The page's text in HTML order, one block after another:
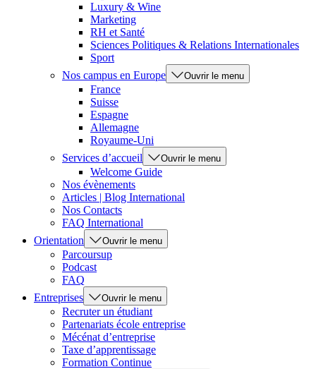
Luxury & Wine
Marketing
RH et Santé
Sciences Politiques & Relations Internationales
Sport
Nos campus en Europe
Ouvrir le menu
France
Suisse
Espagne
Allemagne
Royaume-Uni
Services d’accueil
Ouvrir le menu
Welcome Guide
Nos évènements
Articles | Blog International
Nos Contacts
FAQ International
Orientation
Ouvrir le menu
Parcoursup
Podcast
FAQ
Entreprises
Ouvrir le menu
Recruter un étudiant
Partenariats école entreprise
Mécénat d’entreprise
Taxe d’apprentissage
Formation Continue